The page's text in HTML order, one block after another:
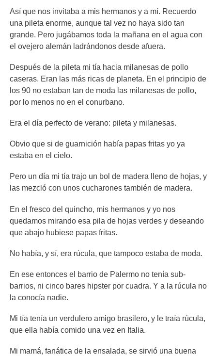
Así que nos invitaba a mis hermanos y a mí. Recuerdo
una pileta enorme, aunque tal vez no haya sido tan
grande. Pero jugábamos toda la mañana en el agua con
el ovejero alemán ladrándonos desde afuera.
Después de la pileta mi tía hacia milanesas de pollo
caseras. Eran las más ricas de planeta. En el principio de
los 90 no estaban tan de moda las milanesas de pollo,
por lo menos no en el conurbano.
Era el día perfecto de verano: pileta y milanesas.
Obvio que si de guarnición había papas fritas yo ya
estaba en el cielo.
Pero un día mi tía trajo un bol de madera lleno de hojas, y
las mezcló con unos cucharones también de madera.
En el fresco del quincho, mis hermanos y yo nos
quedamos mirando esa pila de hojas verdes y deseando
que abajo hubiese papas fritas.
No había, y sí, era rúcula, que tampoco estaba de moda.
En ese entonces el barrio de Palermo no tenía sub-
barrios, ni cinco bares hipster por cuadra. Y a la rúcula no
la conocía nadie.
Mi tía tenía un verdulero amigo brasilero, y le traía rúcula,
que ella había comido una vez en Italia.
Mi mamá, fanática de la ensalada, se sirvió una buena